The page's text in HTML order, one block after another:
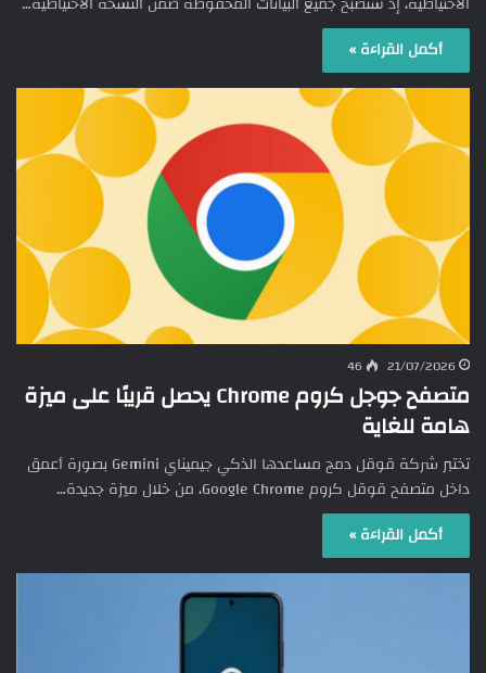
أكمل القراءة »
21/07/2026
46
متصفح جوجل كروم Chrome يحصل قريبًا على ميزة
هامة للغاية
تختبر شركة قوقل دمج مساعدها الذكي جيميناي Gemini بصورة أعمق
داخل متصفح قوقل كروم Google Chrome، من خلال ميزة جديدة…
أكمل القراءة »